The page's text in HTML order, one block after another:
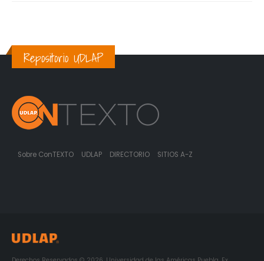
Repositorio UDLAP
Sobre ConTEXTO UDLAP DIRECTORIO SITIOS A-Z